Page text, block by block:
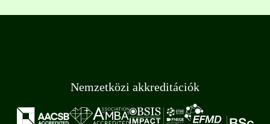
Nemzetközi akkreditációk